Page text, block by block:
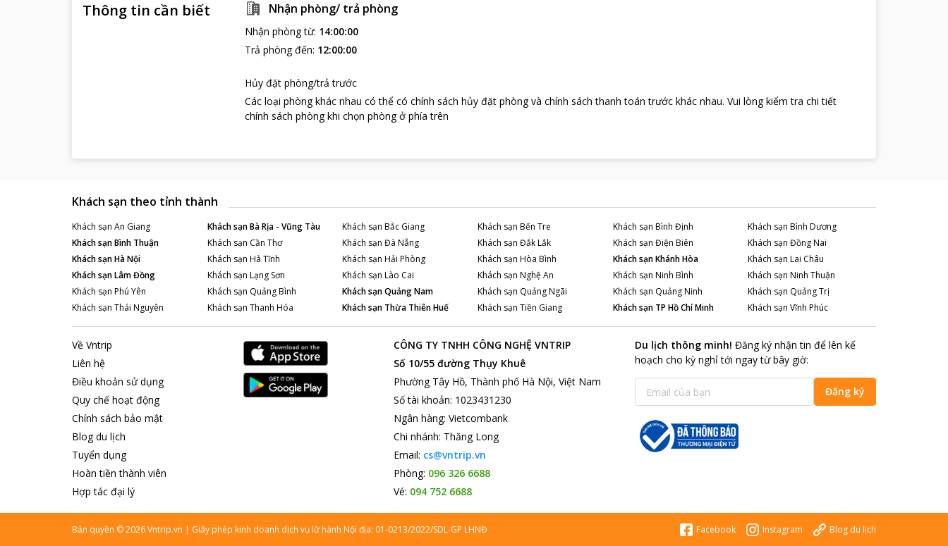
Thông tin cần biết Nhận phòng/ trả phòng
Nhận phòng từ: 14:00:00
Trả phòng đến: 12:00:00
Hủy đặt phòng/trả trước
Các loại phòng khác nhau có thể có chính sách hủy đặt phòng và chính sách thanh toán trước khác nhau. Vui lòng kiểm tra chi tiết
chính sách phòng khi chọn phòng ở phía trên
Khách sạn theo tỉnh thành
Khách sạn An Giang Khách sạnBà Rịa - Vũng Tàu Khách sạn Bắc Giang Khách sạn Bến Tre Khách sạn Bình Định Khách sạn Bình Dương
Khách sạnBình Thuận Khách sạn Cần Thơ Khách sạn Đà Nẵng Khách sạn Đắk Lắk Khách sạn Điện Biên Khách sạn Đồng Nai
Khách sạnHà Nội Khách sạn Hà Tĩnh Khách sạn Hải Phòng Khách sạn Hòa Bình Khách sạnKhánh Hòa Khách sạn Lai Châu
Khách sạnLâm Đồng Khách sạn Lạng Sơn Khách sạn Lào Cai Khách sạn Nghệ An Khách sạn Ninh Bình Khách sạn Ninh Thuận
Khách sạn Phú Yên Khách sạn Quảng Bình Khách sạnQuảng Nam Khách sạn Quảng Ngãi Khách sạn Quảng Ninh Khách sạn Quảng Trị
Khách sạn Thái Nguyên Khách sạn Thanh Hóa Khách sạn Thừa Thiên Huế Khách sạn Tiền Giang Khách sạn TP Hồ Chí Minh Khách sạn Vĩnh Phúc
Về Vntrip
Liên hệ
Điều khoản sử dụng
Quy chế hoạt động
Chính sách bảo mật
Blog du lịch
Tuyển dụng
Hoàn tiền thành viên
Hợp tác đại lý
CÔNG TY TNHH CÔNG NGHỆ VNTRIP
Số 10/55 đường Thụy Khuê
Phường Tây Hồ, Thành phố Hà Nội, Việt Nam
Số tài khoản: 1023431230
Ngân hàng: Vietcombank
Chi nhánh: Thăng Long
Email: cs@vntrip.vn
Phòng: 096 326 6688
Vé: 094 752 6688
Du lịch thông minh! Đăng ký nhận tin để lên kế
hoạch cho kỳ nghỉ tới ngay từ bây giờ:
Đăng ký
Bản quyền ©2026Vntrip.vn | Giấy phép kinh doanh dịch vụ lữ hành Nội địa: 01-0213/2022/SDL-GP LHNĐ Facebook Instagram Blog du lịch